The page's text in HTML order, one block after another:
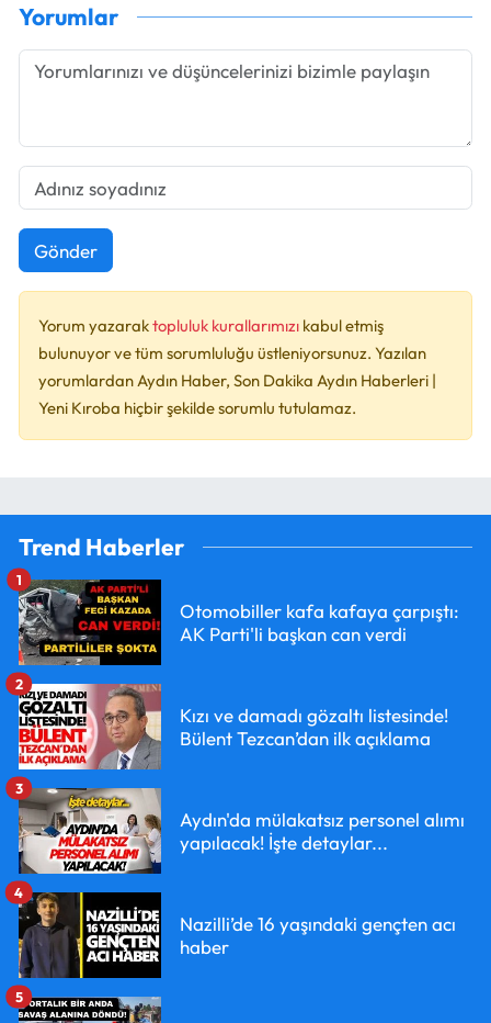
Yorumlar
Gönder
Yorum yazaraktopluluk kurallarımızı kabul etmiş
bulunuyor ve tüm sorumluluğu üstleniyorsunuz. Yazılan
yorumlardan Aydın Haber, Son Dakika Aydın Haberleri |
Yeni Kıroba hiçbir şekilde sorumlu tutulamaz.
Trend Haberler
Otomobiller kafa kafaya çarpıştı:
AK Parti'li başkan can verdi
1
Kızı ve damadı gözaltı listesinde!
Bülent Tezcan’dan ilk açıklama
2
Aydın'da mülakatsız personel alımı
yapılacak! İşte detaylar...
3
Nazilli’de 16 yaşındaki gençten acı
haber
4
5